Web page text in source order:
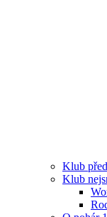
Klub
Klub